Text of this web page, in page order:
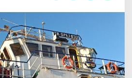
di
Perairan
Muara
Suaran,
Tim
SAR
Lakukan
Pencarian